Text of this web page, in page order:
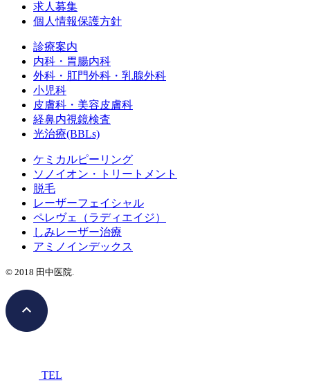
求人募集
個人情報保護方針
診療案内
内科・胃腸内科
外科・肛門外科・乳腺外科
小児科
皮膚科・美容皮膚科
経鼻内視鏡検査
光治療(BBLs)
ケミカルピーリング
ソノイオン・トリートメント
脱毛
レーザーフェイシャル
ペレヴェ（ラディエイジ）
しみレーザー治療
アミノインデックス
©️ 2018 田中医院.
TEL